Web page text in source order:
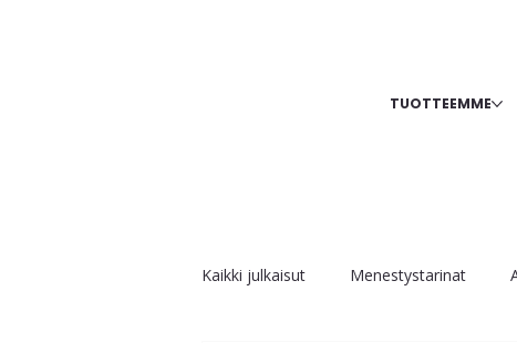
TUOTTEEMME
Kaikki julkaisut Menestystarinat